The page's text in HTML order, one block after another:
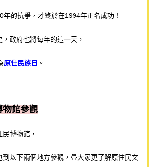
年的抗爭，才終於在1994年正名成功！
政府也將每年的這一天，
原住民族日 。
物館參觀
博物館，
到以下兩個地方參觀，帶大家更了解原住民文